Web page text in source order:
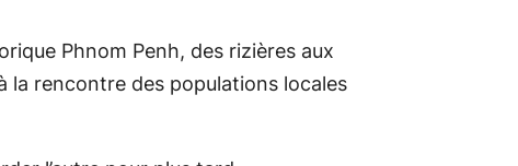
Phnom Penh, des rizières aux
la rencontre des populations locales